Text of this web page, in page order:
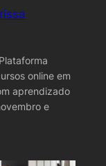
online em
aprendizado
e